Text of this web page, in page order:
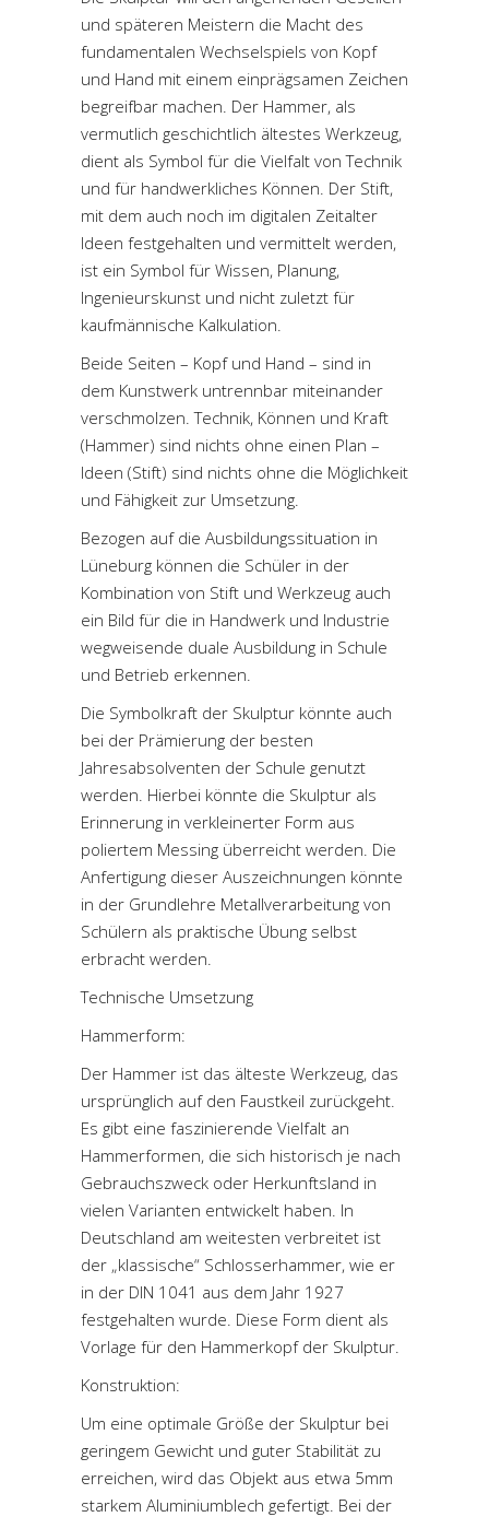
und späteren Meistern die Macht des
fundamentalen Wechselspiels von Kopf
und Hand mit einem einprägsamen Zeichen
begreifbar machen. Der Hammer, als
vermutlich geschichtlich ältestes Werkzeug,
dient als Symbol für die Vielfalt von Technik
und für handwerkliches Können. Der Stift,
mit dem auch noch im digitalen Zeitalter
Ideen festgehalten und vermittelt werden,
ist ein Symbol für Wissen, Planung,
Ingenieurskunst und nicht zuletzt für
kaufmännische Kalkulation.
Beide Seiten – Kopf und Hand – sind in
dem Kunstwerk untrennbar miteinander
verschmolzen. Technik, Können und Kraft
(Hammer) sind nichts ohne einen Plan –
Ideen (Stift) sind nichts ohne die Möglichkeit
und Fähigkeit zur Umsetzung.
Bezogen auf die Ausbildungssituation in
Lüneburg können die Schüler in der
Kombination von Stift und Werkzeug auch
ein Bild für die in Handwerk und Industrie
wegweisende duale Ausbildung in Schule
und Betrieb erkennen.
Die Symbolkraft der Skulptur könnte auch
bei der Prämierung der besten
Jahresabsolventen der Schule genutzt
werden. Hierbei könnte die Skulptur als
Erinnerung in verkleinerter Form aus
poliertem Messing überreicht werden. Die
Anfertigung dieser Auszeichnungen könnte
in der Grundlehre Metallverarbeitung von
Schülern als praktische Übung selbst
erbracht werden.
Technische Umsetzung
Hammerform:
Der Hammer ist das älteste Werkzeug, das
ursprünglich auf den Faustkeil zurückgeht.
Es gibt eine faszinierende Vielfalt an
Hammerformen, die sich historisch je nach
Gebrauchszweck oder Herkunftsland in
vielen Varianten entwickelt haben. In
Deutschland am weitesten verbreitet ist
der „klassische“ Schlosserhammer, wie er
in der DIN 1041 aus dem Jahr 1927
festgehalten wurde. Diese Form dient als
Vorlage für den Hammerkopf der Skulptur.
Konstruktion:
Um eine optimale Größe der Skulptur bei
geringem Gewicht und guter Stabilität zu
erreichen, wird das Objekt aus etwa 5mm
starkem Aluminiumblech gefertigt. Bei der